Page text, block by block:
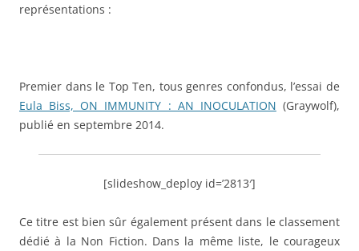
représentations :
Premier dans le Top Ten, tous genres confondus, l’essai de
Eula Biss, ON IMMUNITY : AN INOCULATION (Graywolf),
publié en septembre 2014.
[slideshow_deploy id=’2813′]
Ce titre est bien sûr également présent dans le classement
dédié à la Non Fiction. Dans la même liste, le courageux